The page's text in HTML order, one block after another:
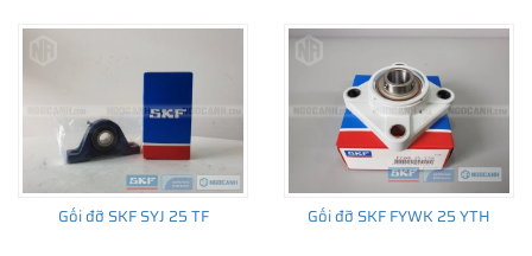
Vòng bi SKF chính hãng, Những lưu ý cơ bản trước khi mua hàng
Xuất xứ vòng bi SKF chính hãng ở đâu?
Chất lượng vòng bi SKF chính hãng
Gối đỡ SKF SYJ 25 TF Gối đỡ SKF FYWK 25 YTH